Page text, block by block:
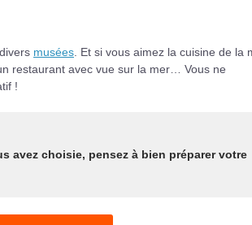
musées . Et si vous aimez la cuisine de la
restaurant avec vue sur la mer… Vous ne
!
avez choisie, pensez à bien préparervotre